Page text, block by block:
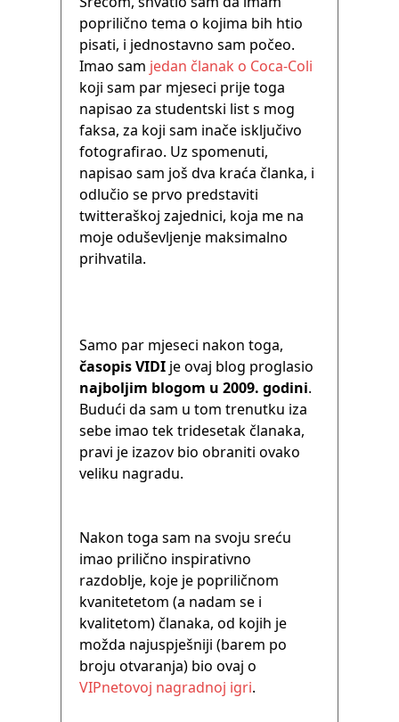
poprilično tema o kojima bih htio
pisati, i jednostavno sam počeo.
Imao sam jedan članak o Coca-Coli
koji sam par mjeseci prije toga
napisao za studentski list s mog
faksa, za koji sam inače isključivo
fotografirao. Uz spomenuti,
napisao sam još dva kraća članka, i
odlučio se prvo predstaviti
twitteraškoj zajednici, koja me na
moje oduševljenje maksimalno
prihvatila.
Samo par mjeseci nakon toga,
časopis VIDI je ovaj blog proglasio
najboljim blogom u 2009. godini.
Budući da sam u tom trenutku iza
sebe imao tek tridesetak članaka,
pravi je izazov bio obraniti ovako
veliku nagradu.
Nakon toga sam na svoju sreću
imao prilično inspirativno
razdoblje, koje je popriličnom
kvanitetetom (a nadam se i
kvalitetom) članaka, od kojih je
možda najuspješniji (barem po
broju otvaranja) bio ovaj o
VIPnetovoj nagradnoj igri.